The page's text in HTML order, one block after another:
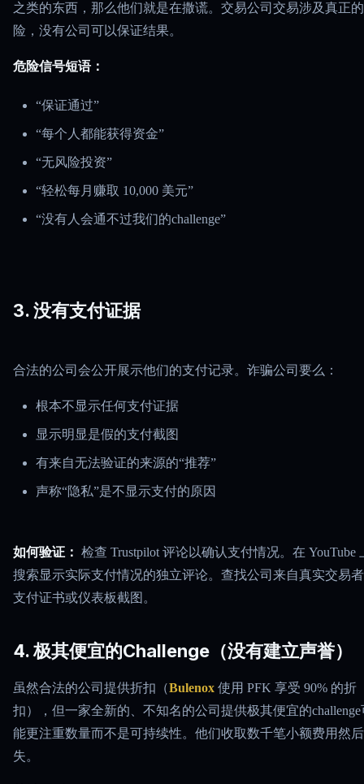
之类的东西，那么他们就是在撒谎。交易公司交易涉及真正
险，没有公司可以保证结果。
危险信号短语：
“保证通过”
“每个人都能获得资金”
“无风险投资”
“轻松每月赚取 10,000 美元”
“没有人会通不过我们的challenge”
3. 没有支付证据
合法的公司会公开展示他们的支付记录。诈骗公司要么：
根本不显示任何支付证据
显示明显是假的支付截图
有来自无法验证的来源的“推荐”
声称“隐私”是不显示支付的原因
如何验证： 检查 Trustpilot 评论以确认支付情况。在 YouTube
搜索显示实际支付情况的独立评论。查找公司来自真实交易
支付证书或仪表板截图。
4. 极其便宜的Challenge（没有建立声誉）
虽然合法的公司提供折扣（Bulenox 使用 PFK 享受 90% 的折
扣），但一家全新的、不知名的公司提供极其便宜的challenge
能更注重数量而不是可持续性。他们收取数千笔小额费用然
失。